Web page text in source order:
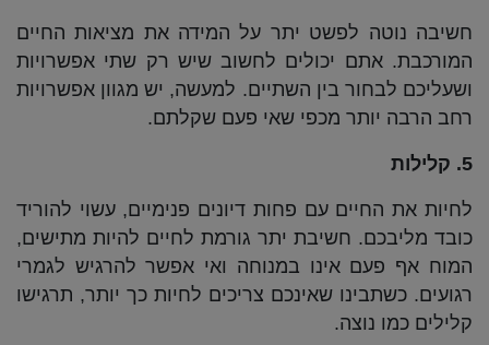
חשיבה נוטה לפשט יתר על המידה את מציאות החיים
המורכבת. אתם יכולים לחשוב שיש רק שתי אפשרויות
ושעליכם לבחור בין השתיים. למעשה, יש מגוון אפשרויות
רחב הרבה יותר מכפי שאי פעם שקלתם.
5. קלילות
לחיות את החיים עם פחות דיונים פנימיים, עשוי להוריד
כובד מליבכם. חשיבת יתר גורמת לחיים להיות מתישים,
המוח אף פעם אינו במנוחה ואי אפשר להרגיש לגמרי
רגועים. כשתבינו שאינכם צריכים לחיות כך יותר, תרגישו
קלילים כמו נוצה.